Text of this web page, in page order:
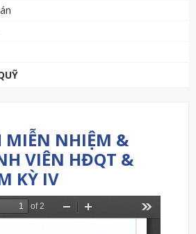
MIỄN NHIỆM &
VIÊN HĐQT &
KỲ IV